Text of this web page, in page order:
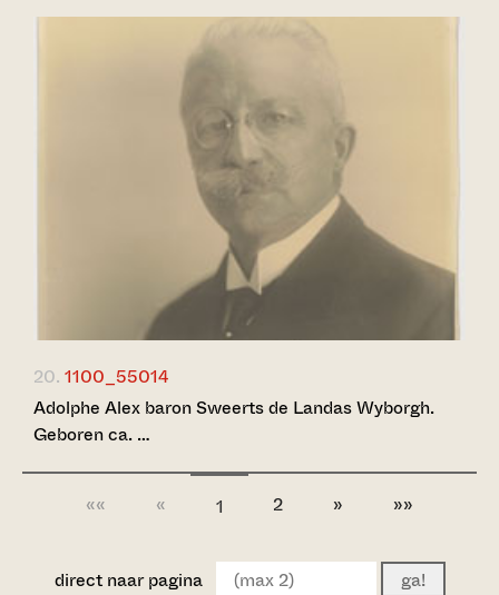
20. 1100_55014
Adolphe Alex baron Sweerts de Landas Wyborgh.
Geboren ca. …
«« « 1 2 » »»
direct naar pagina ga!